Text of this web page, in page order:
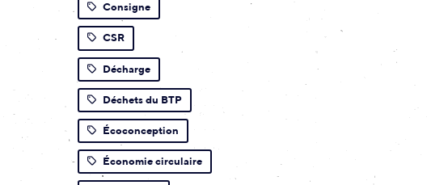
Consigne
CSR
Décharge
Déchets du BTP
Écoconception
Économie circulaire